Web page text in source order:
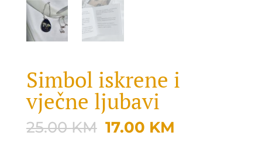
Simbol iskrene i
vječne ljubavi
25.00KM Original
17.00 KM